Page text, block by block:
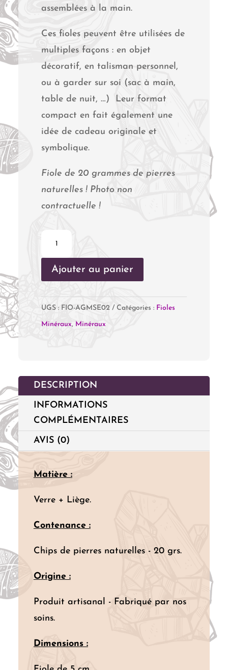
assemblées à la main.
Ces fioles peuvent être utilisées de
multiples façons : en objet
décoratif, en talisman personnel,
ou à garder sur soi (sac à main,
table de nuit, …) Leur format
compact en fait également une
idée de cadeau originale et
symbolique.
Fiole de 20 grammes de pierres
naturelles ! Photo non
contractuelle !
Fiole
Mousse
Ajouter au panier
UGS : FIO-AGMSE02 Catégories : Fioles
Minéraux, Minéraux
DESCRIPTION
INFORMATIONS
COMPLÉMENTAIRES
AVIS (0)
Matière :
Verre + Liège.
Contenance :
Chips de pierres naturelles - 20 grs.
Origine :
Produit artisanal - Fabriqué par nos
soins.
Dimensions :